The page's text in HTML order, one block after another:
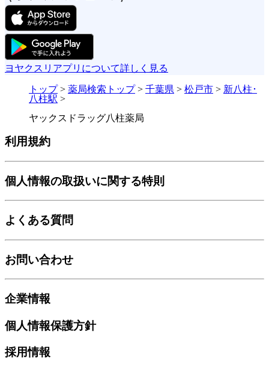
ヨヤクスリアプリについて詳しく見る
トップ> 薬局検索トップ> 千葉県 > 松戸市 > 新八柱･
八柱駅 >
ヤックスドラッグ八柱薬局
利用規約
個人情報の取扱いに関する特則
よくある質問
お問い合わせ
企業情報
個人情報保護方針
採用情報